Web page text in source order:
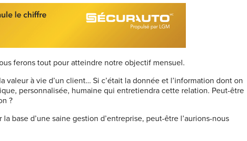
ferons tout pour atteindre notre objectif mensuel.
valeur à vie d’un client… Si c’était la donnée et l’information dont on
personnalisée, humaine qui entretiendra cette relation. Peut-être
?
base d’une saine gestion d’entreprise, peut-être l’aurions-nous